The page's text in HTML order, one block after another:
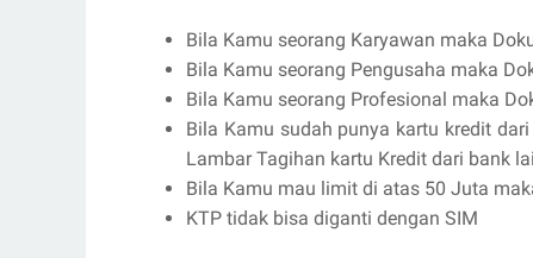
Bila Kamu seorang Karyawan maka
Bila Kamu seorang Pengusaha maka
Bila Kamu seorang Profesional maka
Bila Kamu sudah punya kartu kredit
Lambar Tagihan kartu Kredit dari bank
Bila Kamu mau limit di atas 50 Juta
KTP tidak bisa diganti dengan SIM